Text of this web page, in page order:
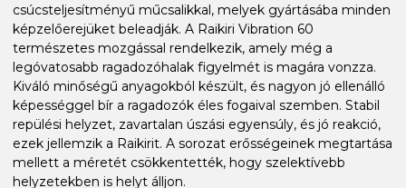
csúcsteljesítményű műcsalikkal, melyek gyártásába minden
képzelőerejüket beleadják. A Raikiri Vibration 60
természetes mozgással rendelkezik, amely még a
legóvatosabb ragadozóhalak figyelmét is magára vonzza.
Kiváló minőségű anyagokból készült, és nagyon jó ellenálló
képességgel bír a ragadozók éles fogaival szemben. Stabil
repülési helyzet, zavartalan úszási egyensúly, és jó reakció,
ezek jellemzik a Raikirit. A sorozat erősségeinek megtartása
mellett a méretét csökkentették, hogy szelektívebb
helyzetekben is helyt álljon.